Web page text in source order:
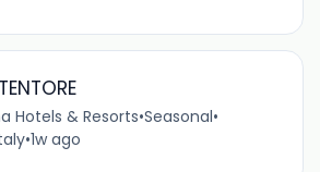
Hotels & Resorts•Seasonal•
•1w ago